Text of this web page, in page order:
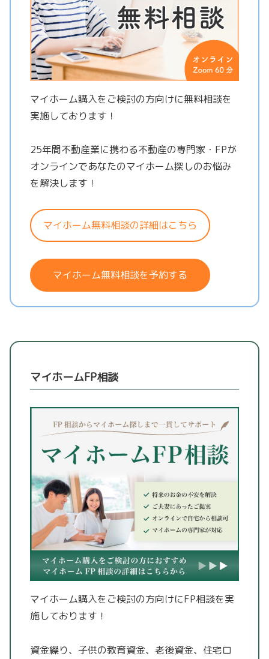
マイホーム購入をご検討の方向けに無料相談を
実施しております！
25年間不動産業に携わる不動産の専門家・FPが
オンラインであなたのマイホーム探しのお悩み
を解決します！
マイホーム無料相談の詳細はこちら
マイホーム無料相談を予約する
マイホームFP相談
マイホーム購入をご検討の方向けにFP相談を実
施しております！
資金繰り、子供の教育資金、老後資金、住宅ロ